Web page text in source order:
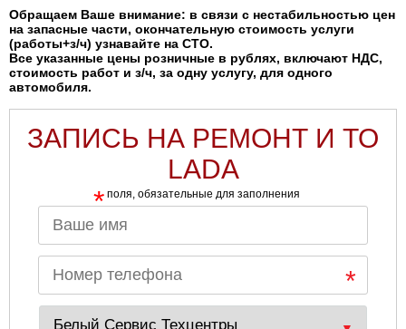
Обращаем Ваше внимание: в связи с нестабильностью цен
на запасные части, окончательную стоимость услуги
(работы+з/ч) узнавайте на СТО.
Все указанные цены розничные в рублях, включают НДС,
стоимость работ и з/ч, за одну услугу, для одного
автомобиля.
ЗАПИСЬ НА РЕМОНТ И ТО
LADA
* поля, обязательные для заполнения